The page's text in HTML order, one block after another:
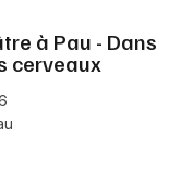
à Pau - Dans
cerveaux